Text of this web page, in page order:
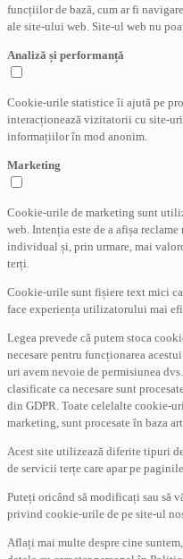
funcțiilor de bază, cum ar fi
ale site-ului web. Site-ul web nu
Analiză și performanță
Cookie-urile statistice îi ajută pe
interacționează vizitatorii cu site-
informațiilor în mod anonim.
Marketing
Cookie-urile de marketing sunt
web. Intenția este de a afișa
individual și, prin urmare, mai
terți.
Cookie-urile sunt fișiere text mici
face experiența utilizatorului mai
Legea prevede că putem stoca
necesare pentru funcționarea
uri avem nevoie de permisiunea
clasificate ca necesare sunt
din GDPR. Toate celelalte cookie-
marketing, sunt procesate în baza
Acest site utilizează diferite tipuri
de servicii terțe care apar pe paginile
Puteți oricând să modificați sau să
privind cookie-urile de pe site-ul
Aflați mai multe despre cine